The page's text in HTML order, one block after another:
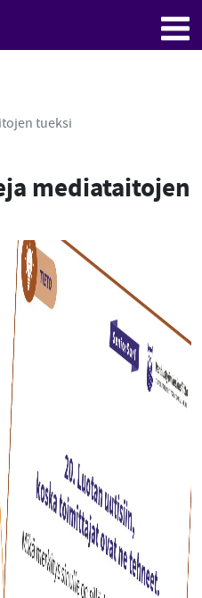
tueksi
mediataitojen